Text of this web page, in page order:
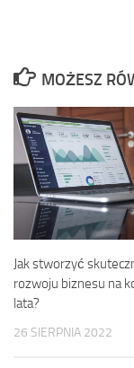
MOŻESZ
Jak stworzyć
rozwoju biznesu na
lata?
26 SIERPNIA 2022